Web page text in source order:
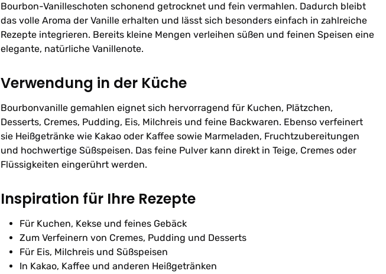
Bourbon-Vanilleschoten schonend getrocknet und fein vermahlen. Dadurch bleibt
das volle Aroma der Vanille erhalten und lässt sich besonders einfach in zahlreiche
Rezepte integrieren. Bereits kleine Mengen verleihen süßen und feinen Speisen eine
elegante, natürliche Vanillenote.
Verwendung in der Küche
Bourbonvanille gemahlen eignet sich hervorragend für Kuchen, Plätzchen,
Desserts, Cremes, Pudding, Eis, Milchreis und feine Backwaren. Ebenso verfeinert
sie Heißgetränke wie Kakao oder Kaffee sowie Marmeladen, Fruchtzubereitungen
und hochwertige Süßspeisen. Das feine Pulver kann direkt in Teige, Cremes oder
Flüssigkeiten eingerührt werden.
Inspiration für Ihre Rezepte
Für Kuchen, Kekse und feines Gebäck
Zum Verfeinern von Cremes, Pudding und Desserts
Für Eis, Milchreis und Süßspeisen
In Kakao, Kaffee und anderen Heißgetränken